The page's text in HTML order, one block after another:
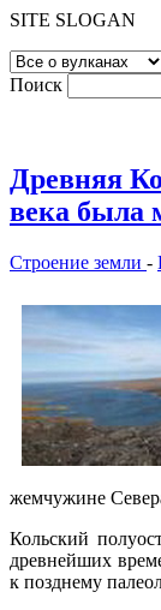
SITE SLOGAN
Поиск
Древняя
века была
Строение земли -
жемчужине
Кольский
древнейших
к позднему